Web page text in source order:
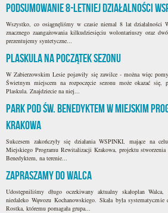
Podsumowanie 8-letniej działalności
Wszystko, co osiągnęliśmy w czasie niemal 8 lat
znacznego zaangażowania kilkudziesięciu wolontariuszy oraz
prezentujemy syntetyczne...
Plaskula na początek sezonu
W Zabierzowskim Lesie pojawiły się zawilce - można więc
Świetnym miejscem na rozpoczęcie sezonu może okazać się,
Plaskula. Znajdziecie na niej...
Park pod św. Benedyktem w Miejskim
Krakowa
Sukcesem zakończyły się działania WSPINKI, mające na
Miejskiego Programu Rewitalizacji Krakowa, projektu stworzenia
Benedyktem, na terenie...
Zapraszamy do Walca
Udostępniliśmy długo oczekiwany aktualny skałoplan
niedaleko Wąwozu Kochanowskiego. Skała była
Rostka, któremu pomagała grupa...